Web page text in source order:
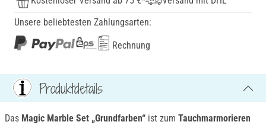
Unsere beliebtesten Zahlungsarten:
Rechnung
Produktdetails
Das Magic Marble Set „Grundfarben“ ist zum Tauchmarmorieren